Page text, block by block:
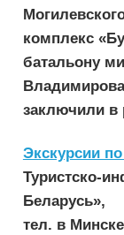
комплекс
батальону
заключили в
Экскурсии
Туристско-
Беларусь»,
тел. в